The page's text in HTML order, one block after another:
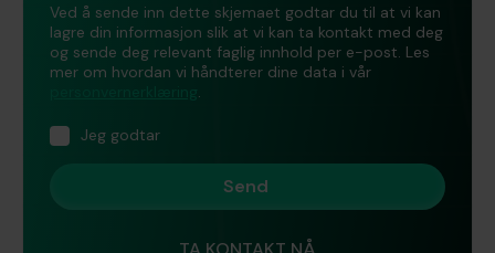
Ved å sende inn dette skjemaet godtar du til at vi kan
lagre din informasjon slik at vi kan ta kontakt med deg
og sende deg relevant faglig innhold per e-post. Les
mer om hvordan vi håndterer dine data i vår
.
Jeg godtar